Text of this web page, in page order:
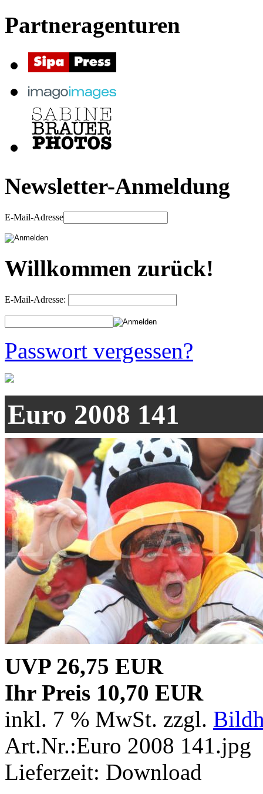
Partneragenturen
Newsletter-Anmeldung
E-Mail-Adresse
Willkommen zurück!
E-Mail-Adresse:
Passwort vergessen?
Euro 2008 141
UVP 26,75 EUR
Ihr Preis 10,70 EUR
inkl. 7 % MwSt. zzgl.
Art.Nr.:Euro 2008 141.jpg
Lieferzeit: Download